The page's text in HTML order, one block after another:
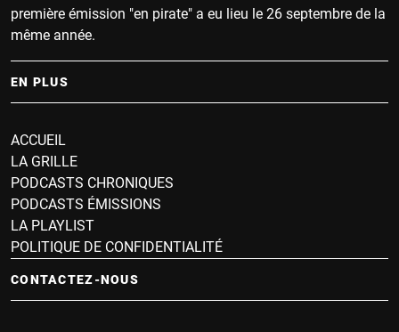
première émission "en pirate" a eu lieu le 26 septembre de la
même année.
EN PLUS
ACCUEIL
LA GRILLE
PODCASTS CHRONIQUES
PODCASTS ÉMISSIONS
LA PLAYLIST
POLITIQUE DE CONFIDENTIALITÉ
CONTACTEZ-NOUS